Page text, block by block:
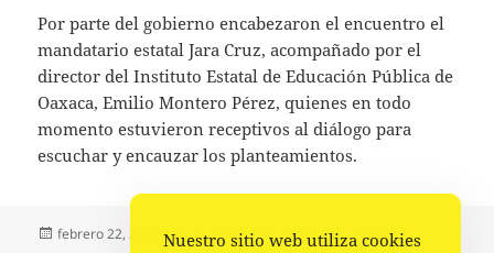
Por parte del gobierno encabezaron el encuentro el
mandatario estatal Jara Cruz, acompañado por el
director del Instituto Estatal de Educación Pública de
Oaxaca, Emilio Montero Pérez, quienes en todo
momento estuvieron receptivos al diálogo para
escuchar y encauzar los planteamientos.
Publicado
febrero 22, 2023 Autor
La redacción Categorías
Estado,Portada
Nuestro sitio web utiliza cookies